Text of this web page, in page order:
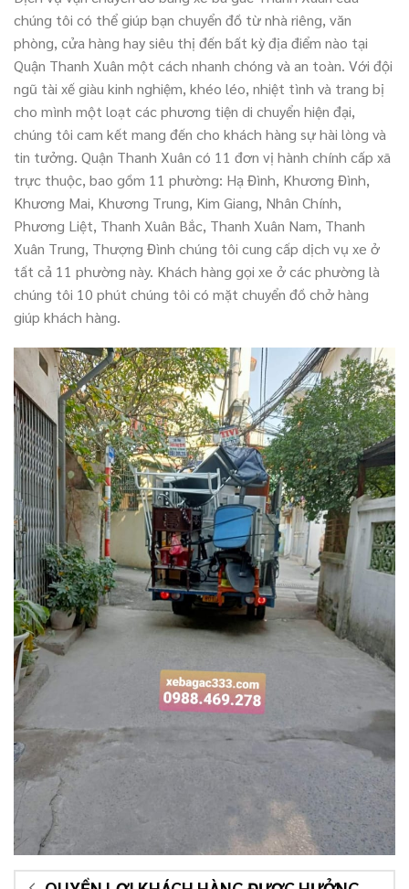
chúng tôi có thể giúp bạn chuyển đồ từ nhà riêng, văn
phòng, cửa hàng hay siêu thị đến bất kỳ địa điểm nào tại
Quận Thanh Xuân một cách nhanh chóng và an toàn. Với đội
ngũ tài xế giàu kinh nghiệm, khéo léo, nhiệt tình và trang bị
cho mình một loạt các phương tiện di chuyển hiện đại,
chúng tôi cam kết mang đến cho khách hàng sự hài lòng và
tin tưởng. Quận Thanh Xuân có 11 đơn vị hành chính cấp xã
trực thuộc, bao gồm 11 phường: Hạ Đình, Khương Đình,
Khương Mai, Khương Trung, Kim Giang, Nhân Chính,
Phương Liệt, Thanh Xuân Bắc, Thanh Xuân Nam, Thanh
Xuân Trung, Thượng Đình chúng tôi cung cấp dịch vụ xe ở
tất cả 11 phường này. Khách hàng gọi xe ở các phường là
chúng tôi 10 phút chúng tôi có mặt chuyển đồ chở hàng
giúp khách hàng.